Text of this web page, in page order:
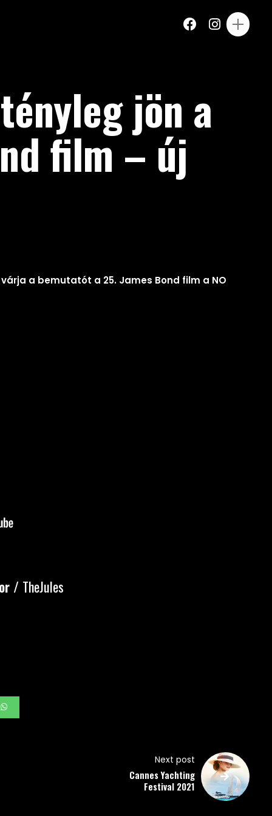
jön a
film – új
a bemutatót a 25. James Bond film a NO
/ TheJules
Next post
Cannes Yachting
Festival 2021